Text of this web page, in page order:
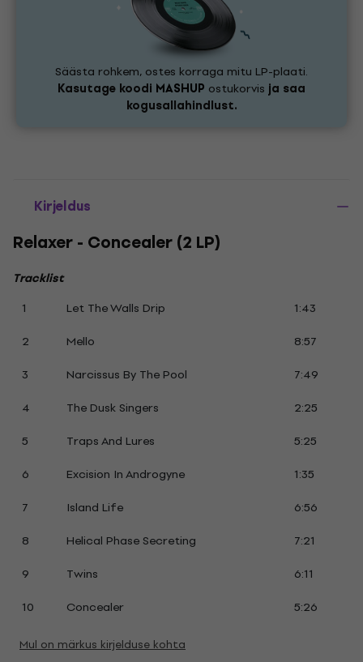
Säästa rohkem, ostes korraga mitu LP-plaati.
Kasutage koodi MASHUP ostukorvis ja saa
kogusallahindlust.
Kirjeldus
Relaxer - Concealer (2 LP)
Tracklist
1
Let The Walls Drip
1:43
2
Mello
8:57
3
Narcissus By The Pool
7:49
4
The Dusk Singers
2:25
5
Traps And Lures
5:25
6
Excision In Androgyne
1:35
7
Island Life
6:56
8
Helical Phase Secreting
7:21
9
Twins
6:11
10
Concealer 5:26
Mul on märkus kirjelduse kohta